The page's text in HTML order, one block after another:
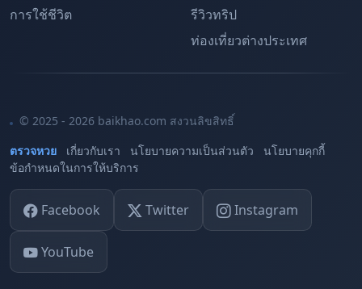
การใช้ชีวิต
รีวิวทริป
ท่องเที่ยวต่างประเทศ
© 2025 - 2026 baikhao.com สงวนลิขสิทธิ์
ตรวจหวย
เกี่ยวกับเรา นโยบายความเป็นส่วนตัว
นโยบายคุกกี้
ข้อกำหนดในการให้บริการ
Facebook Twitter Instagram
YouTube